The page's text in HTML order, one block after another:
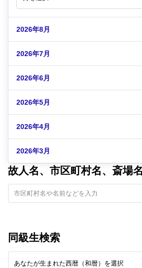
2026年8月
2026年7月
2026年6月
2026年5月
2026年4月
2026年3月
故人名、市区町村名、斎場
同級生検索